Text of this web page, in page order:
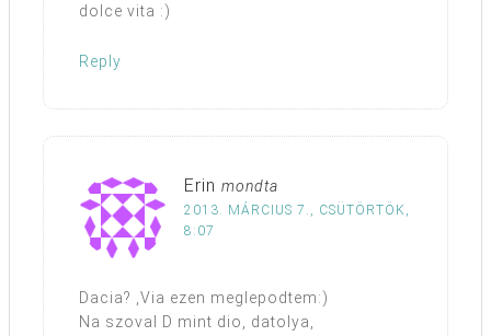
dolce vita :)
Reply
Erin mondta
2013. MÁRCIUS 7., CSÜTÖRTÖK,
8:07
Dacia? ,Via ezen meglepodtem:)
Na szoval D mint dio, datolya,